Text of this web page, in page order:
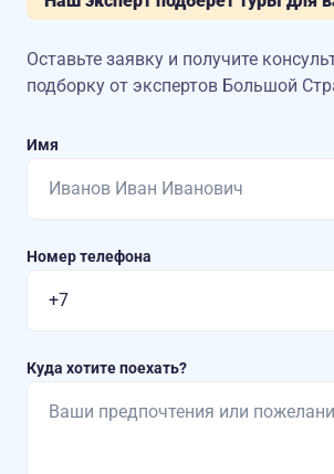
Оставьте заявку и получите
подборку от экспертов Большой
Имя
Номер телефона
Куда хотите поехать?